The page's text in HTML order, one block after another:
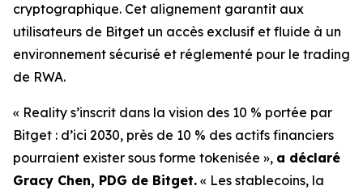
cryptographique. Cet alignement garantit aux
utilisateurs de Bitget un accès exclusif et fluide à un
environnement sécurisé et réglementé pour le trading
de RWA.
« Reality s’inscrit dans la vision des 10 % portée par
Bitget : d’ici 2030, près de 10 % des actifs financiers
pourraient exister sous forme tokenisée », a déclaré
Gracy Chen, PDG de Bitget. « Les stablecoins, la